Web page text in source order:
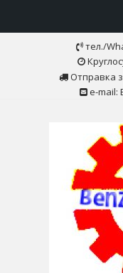
тел./
Отправка
e-mail: